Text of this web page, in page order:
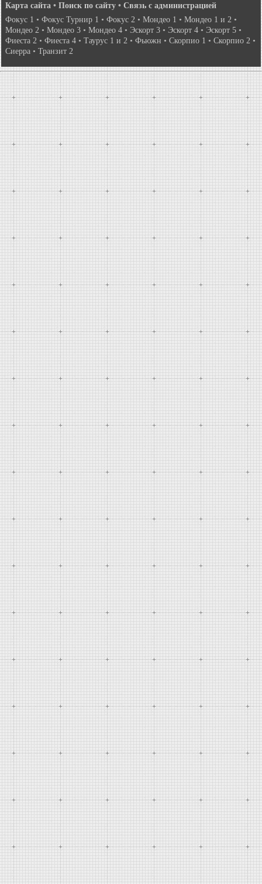
Карта сайта • Поиск по сайту • Связь с администрацией
Фокус 1 • Фокус Турнир 1 • Фокус 2 • Мондео 1 • Мондео 1 и 2 •
Мондео 2 • Мондео 3 • Мондео 4 • Эскорт 3 • Эскорт 4 • Эскорт 5 •
Фиеста 2 • Фиеста 4 • Таурус 1 и 2 • Фьюжн • Скорпио 1 • Скорпио 2 •
Сиерра • Транзит 2